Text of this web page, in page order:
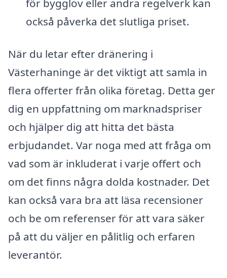
för bygglov eller andra regelverk kan
också påverka det slutliga priset.
När du letar efter dränering i
Västerhaninge är det viktigt att samla in
flera offerter från olika företag. Detta ger
dig en uppfattning om marknadspriser
och hjälper dig att hitta det bästa
erbjudandet. Var noga med att fråga om
vad som är inkluderat i varje offert och
om det finns några dolda kostnader. Det
kan också vara bra att läsa recensioner
och be om referenser för att vara säker
på att du väljer en pålitlig och erfaren
leverantör.